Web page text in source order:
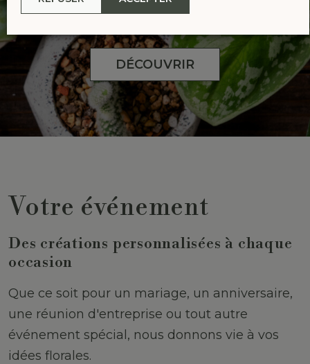
points de vente
DÉCOUVRIR
Votre événement
Des créations personnalisées à chaque
occasion
Que ce soit pour un mariage, un anniversaire,
une réunion d'entreprise ou tout autre
événement spécial, nous donnons vie à vos
idées florales.